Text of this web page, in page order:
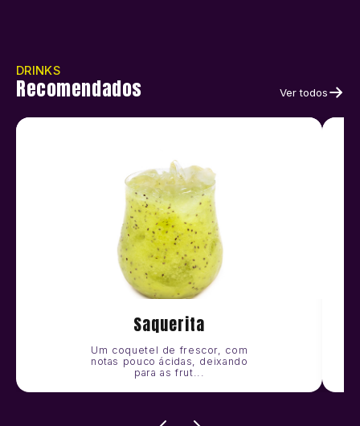
DRINKS
Recomendados Ver todos
Saquerita
Um coquetel de frescor, com
notas pouco ácidas, deixando
para as frut...